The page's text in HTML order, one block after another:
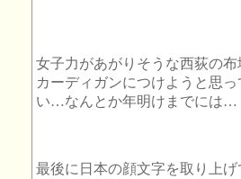
女子力があがりそうな西荻の
カーディガンにつけようと思
い…なんとか年明けまでには…
最後に日本の顔文字を取り上げ